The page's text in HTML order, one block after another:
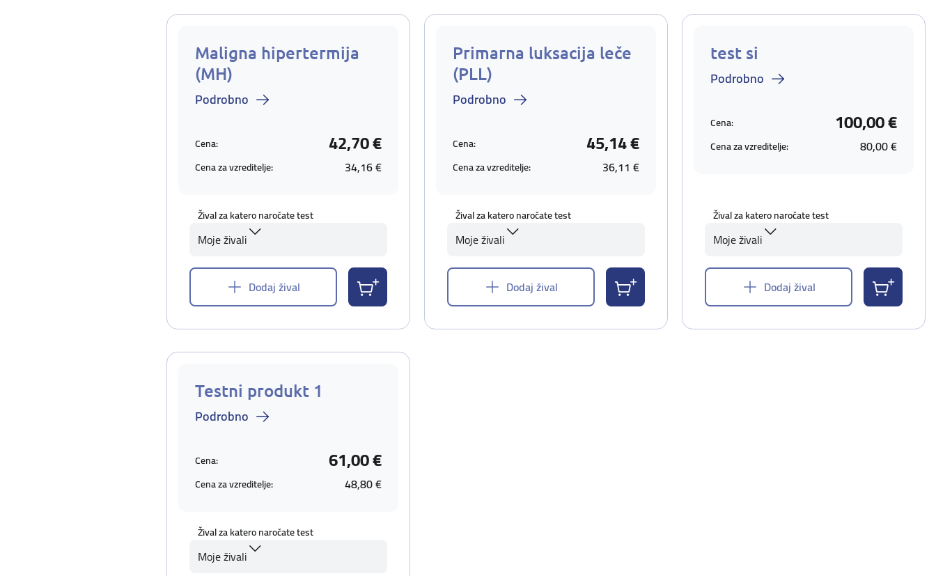
Maligna hipertermija
(MH)
Podrobno
Cena: 42,70 €
Cena za vzreditelje: 34,16 €
Žival za katero naročate test
Moje živali
Dodaj žival
Primarna luksacija leče
(PLL)
Podrobno
Cena: 45,14 €
Cena za vzreditelje: 36,11 €
Žival za katero naročate test
Moje živali
Dodaj žival
test si
Podrobno
Cena: 100,00 €
Cena za vzreditelje: 80,00 €
Žival za katero naročate test
Moje živali
Dodaj žival
Testni produkt 1
Podrobno
Cena: 61,00 €
Cena za vzreditelje: 48,80 €
Žival za katero naročate test
Moje živali